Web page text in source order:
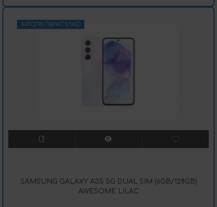
ΚΑΤΌΠΙΝ ΠΑΡΑΓΓΕΛΊΑΣ
SAMSUNG GALAXY A35 5G DUAL SIM (6GB/128GB)
AWESOME LILAC